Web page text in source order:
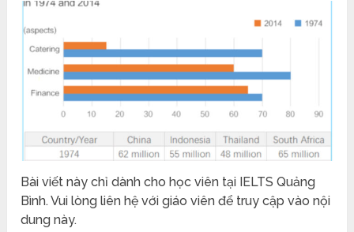
Bài viết này chỉ dành cho học viên tại IELTS Quảng
Bình. Vui lòng liên hệ với giáo viên để truy cập vào nội
dung này.